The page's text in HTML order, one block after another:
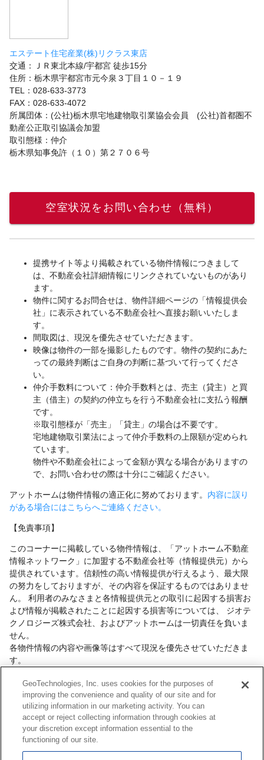
エステート住宅産業(株)リクラス東店
交通：ＪＲ東北本線/宇都宮 徒歩15分
住所：栃木県宇都宮市元今泉３丁目１０－１９
TEL：028-633-3773
FAX：028-633-4072
所属団体：(公社)栃木県宅地建物取引業協会会員 (公社)首都圏不
動産公正取引協議会加盟
取引態様：仲介
栃木県知事免許（１０）第２７０６号
空室状況をお問い合わせ（無料）
提携サイト等より掲載されている物件情報につきまして
は、不動産会社詳細情報にリンクされていないものがあり
ます。
物件に関するお問合せは、物件詳細ページの「情報提供会
社」に表示されている不動産会社へ直接お願いいたしま
す。
間取図は、現況を優先させていただきます。
映像は物件の一部を撮影したものです。物件の契約にあた
っての最終判断はご自身の判断に基づいて行ってくださ
い。
仲介手数料について：仲介手数料とは、売主（貸主）と買
主（借主）の契約の仲立ちを行う不動産会社に支払う報酬
です。
※取引態様が「売主」「貸主」の場合は不要です。
宅地建物取引業法によって仲介手数料の上限額が定められ
ています。
物件や不動産会社によって金額が異なる場合がありますの
で、お問い合わせの際は十分にご確認ください。
アットホームは物件情報の適正化に努めております。 内容に誤り
がある場合にはこちらへご連絡ください。
【免責事項】
このコーナーに掲載している物件情報は、「アットホーム不動産
情報ネットワーク」に加盟する不動産会社等（情報提供元）から
提供されています。信頼性の高い情報提供が行えるよう、最大限
の努力をしておりますが、その内容を保証するものではありませ
ん。 利用者のみなさまと各情報提供元との取引に起因する損害お
よび情報が掲載されたことに起因する損害等については、 ジオテ
クノロジーズ株式会社、およびアットホームは一切責任を負いま
せん。
各物件情報の内容や画像等はすべて現況を優先させていただきま
す。
容や契約条件等について、 各情報提供元より十分な説明を受け、
ご自身でご確認の上、判断してください。
このコーナーへの物件情報のご掲載、その他不動産業務ソリュー
ション等についての不動産会社様のお問合せはこちら からお願い
いたします。
GeoTechnologies, Inc. uses cookies for the purposes of
improving the convenience and quality of our site and for
utilizing information in our marketing activity. You can
accept or reject collecting information through cookies at
your discretion except information essential to the
functioning of our site.